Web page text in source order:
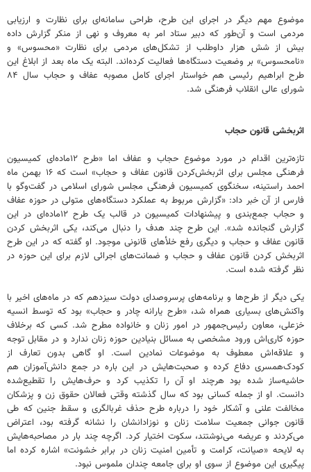
موضوع مهم دیگر در اجرای این طرح، طراحی سامانه‌ای برای نظارت و ارزیابی
مردمی است و آن‌طور که دبیر ستاد امر به معروف و نهی از منکر گزارش داده
بیش از شش هزار داوطلب از تشکل‌های مردمی برای نظارت «محسوس» و
«نامحسوس» بر وضعیت دستگاه‌ها فعالیت کرده‌اند. البته یک ماه بعد از ابلاغ این
طرح ابراهیم رئیسی هم خواستار اجرای کامل مصوبه عفاف و حجاب سال ۸۴
شورای عالی انقلاب فرهنگی شد.
اثربخشی قانون حجاب
تازه‌ترین اقدام در مورد موضوع حجاب و عفاف اما «طرح ۱۲ماده‌ای کمیسیون
فرهنگی مجلس برای اثربخش‌کردن قانون عفاف و حجاب» است که ۱۶ بهمن ماه
احمد راستینه، سخنگوی کمیسیون فرهنگی مجلس شورای اسلامی در گفت‌وگو با
فارس از آن خبر داد: «گزارش مربوط به عملکرد دستگاه‌های متولی در حوزه عفاف
و حجاب جمع‌بندی و پیشنهادات کمیسیون در قالب یک طرح ۱۲ماده‌ای در این
گزارش گنجانده شد». این طرح چند هدف را دنبال می‌کند، یکی اثربخش کردن
قانون عفاف و حجاب و دیگری رفع خلأهای قانونی موجود. او گفته که در این طرح
اثربخش کردن قانون عفاف و حجاب و ضمانت‌های اجرائی لازم برای این حوزه در
نظر گرفته شده است.
یکی دیگر از طرح‌ها و برنامه‌های پرسروصدای دولت سیزدهم که در ماه‌های اخیر با
واکنش‌های بسیاری همراه شد، «طرح یارانه چادر و حجاب» بود که توسط انسیه
خزعلی، معاون رئیس‌جمهور در امور زنان و خانواده مطرح شد. کسی که برخلاف
حوزه کاری‌اش ورود مشخصی به مسائل بنیادین حوزه زنان ندارد و در مقابل توجه
و علاقه‌اش معطوف به موضوعات نمادین است. او گاهی بدون تعارف از
کودک‌همسری دفاع کرده و صحبت‌هایش در این باره در جمع دانش‌آموزان هم
حاشیه‌ساز شده بود هرچند او آن را تکذیب کرد و حرف‌هایش را تقطیع‌شده
دانست. او از جمله کسانی بود که سال گذشته وقتی فعالان حقوق زن و پزشکان
مخالفت علنی و آشکار خود را درباره طرح حذف غربالگری و سقط جنین که طی
قانون جوانی جمعیت سلامت زنان و نوزادانشان را نشانه گرفته بود، اعتراض
می‌کردند و عریضه می‌نوشتند، سکوت اختیار کرد. اگرچه چند بار در مصاحبه‌هایش
به لایحه «صیانت، کرامت و تأمین امنیت زنان در برابر خشونت» اشاره کرده اما
پیگیری این موضوع از سوی او برای جامعه چندان ملموس نبود.